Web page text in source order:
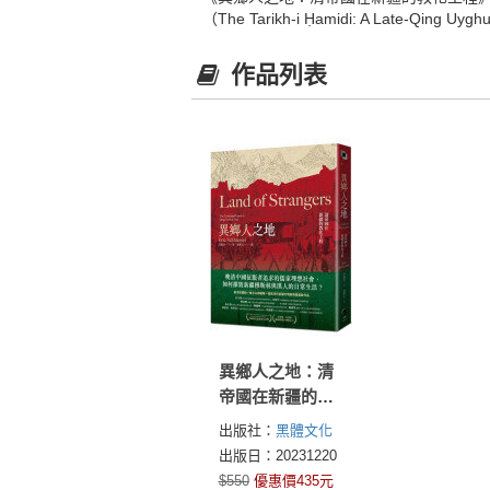
（The Tarikh-i Ḥamidi: A Late-Qing
作品列表
異鄉人之地：清
帝國在新疆的教
化工程
出版社： 黑體文化
出版日：20231220
$550 優惠價435元